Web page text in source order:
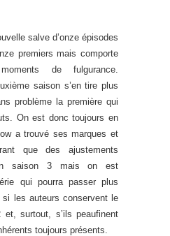
salve d’onze épisodes
premiers mais comporte
de fulgurance.
saison s’en tire plus
problème la première qui
On est donc toujours en
a trouvé ses marques et
que des ajustements
saison 3 mais on est
qui pourra passer plus
les auteurs conservent le
surtout, s’ils peaufinent
toujours présents.